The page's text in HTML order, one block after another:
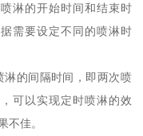
淋的开始时间和结束时
需要设定不同的喷淋时
淋的间隔时间，即两次喷
可以实现定时喷淋的效
不佳。